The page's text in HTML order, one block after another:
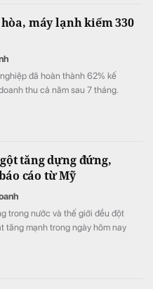
máy lạnh kiếm 330
đã hoàn thành 62% kế
thu cả năm sau 7 tháng.
tăng dựng đứng,
cáo từ Mỹ
trong nước và thế giới đều đột
tăng mạnh trong ngày hôm nay